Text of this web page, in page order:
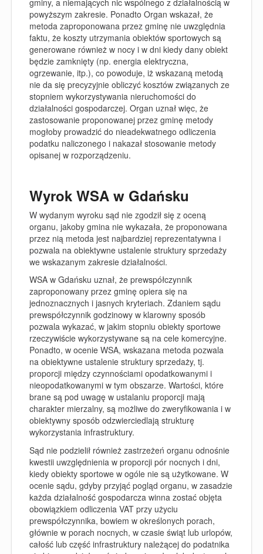
gminy, a niemających nic wspólnego z działalnością w
powyższym zakresie. Ponadto Organ wskazał, że
metoda zaproponowana przez gminę nie uwzględnia
faktu, że koszty utrzymania obiektów sportowych są
generowane również w nocy i w dni kiedy dany obiekt
będzie zamknięty (np. energia elektryczna,
ogrzewanie, itp.), co powoduje, iż wskazaną metodą
nie da się precyzyjnie obliczyć kosztów związanych ze
stopniem wykorzystywania nieruchomości do
działalności gospodarczej. Organ uznał więc, że
zastosowanie proponowanej przez gminę metody
mogłoby prowadzić do nieadekwatnego odliczenia
podatku naliczonego i nakazał stosowanie metody
opisanej w rozporządzeniu.
Wyrok WSA w Gdańsku
W wydanym wyroku sąd nie zgodził się z oceną
organu, jakoby gmina nie wykazała, że proponowana
przez nią metoda jest najbardziej reprezentatywna i
pozwala na obiektywne ustalenie struktury sprzedaży
we wskazanym zakresie działalności.
WSA w Gdańsku uznał, że prewspółczynnik
zaproponowany przez gminę opiera się na
jednoznacznych i jasnych kryteriach. Zdaniem sądu
prewspółczynnik godzinowy w klarowny sposób
pozwala wykazać, w jakim stopniu obiekty sportowe
rzeczywiście wykorzystywane są na cele komercyjne.
Ponadto, w ocenie WSA, wskazana metoda pozwala
na obiektywne ustalenie struktury sprzedaży, tj.
proporcji między czynnościami opodatkowanymi i
nieopodatkowanymi w tym obszarze. Wartości, które
brane są pod uwagę w ustalaniu proporcji mają
charakter mierzalny, są możliwe do zweryfikowania i w
obiektywny sposób odzwierciedlają strukturę
wykorzystania infrastruktury.
Sąd nie podzielił również zastrzeżeń organu odnośnie
kwestii uwzględnienia w proporcji pór nocnych i dni,
kiedy obiekty sportowe w ogóle nie są użytkowane. W
ocenie sądu, gdyby przyjąć pogląd organu, w zasadzie
każda działalność gospodarcza winna zostać objęta
obowiązkiem odliczenia VAT przy użyciu
prewspółczynnika, bowiem w określonych porach,
głównie w porach nocnych, w czasie świąt lub urlopów,
całość lub część infrastruktury należącej do podatnika